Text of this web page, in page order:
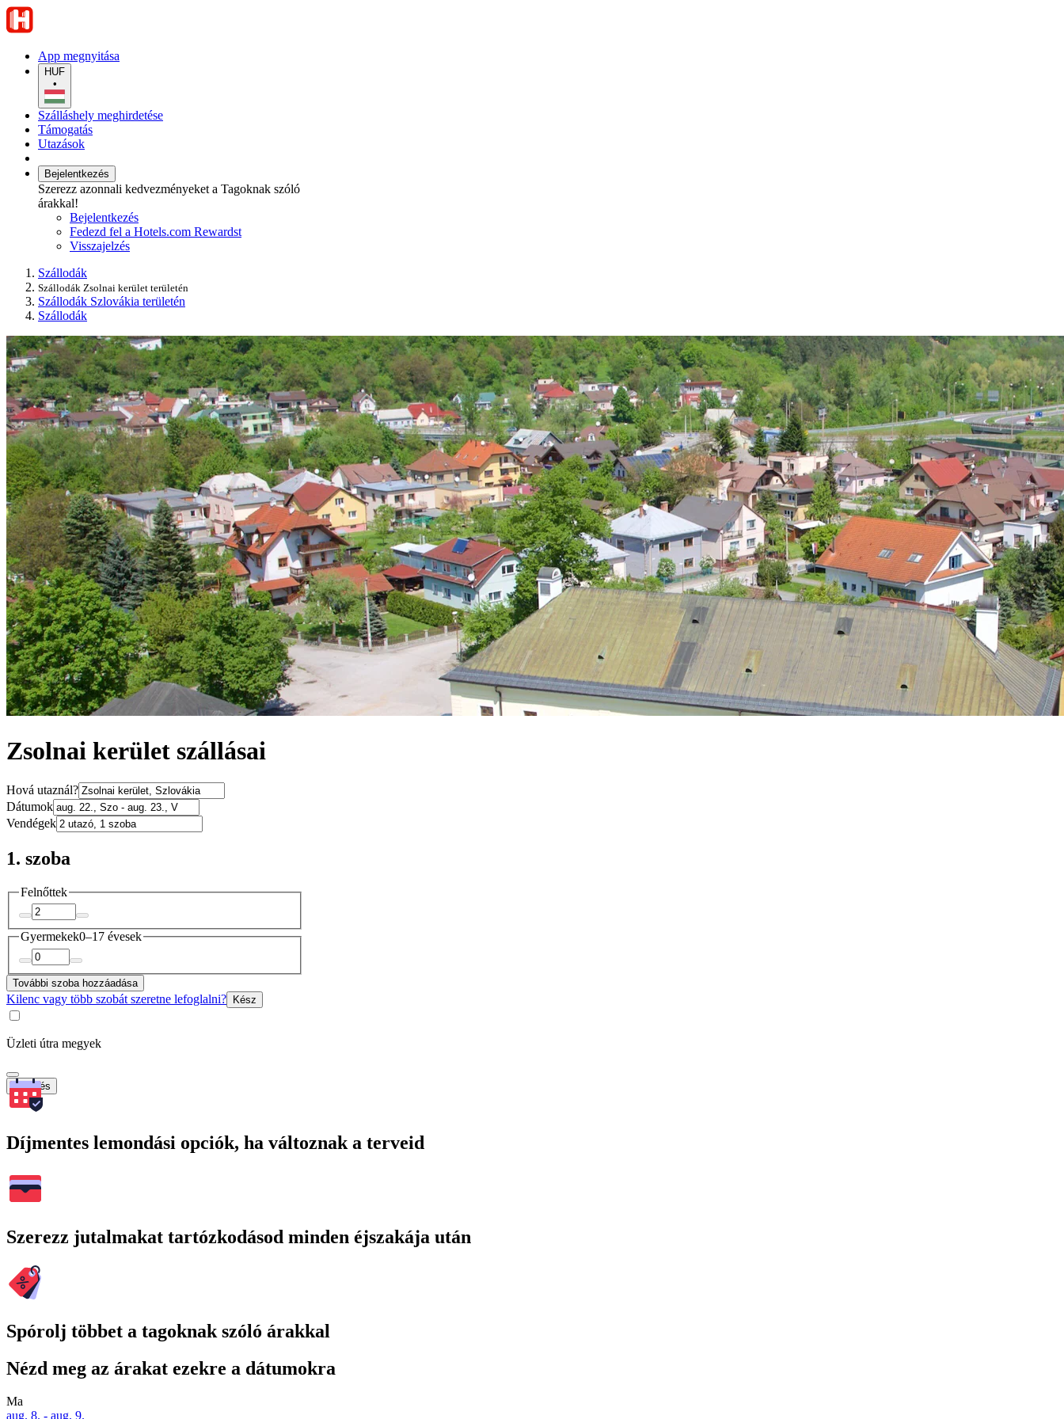
App megnyitása
HUF
•
Szálláshely meghirdetése
Támogatás
Utazások
Bejelentkezés
Szerezz azonnali kedvezményeket a Tagoknak szóló
árakkal!
Bejelentkezés
Fedezd fel a Hotels.com Rewardst
Visszajelzés
Szállodák
Szállodák Zsolnai kerület területén
Szállodák Szlovákia területén
Szállodák
Zsolnai kerület szállásai
Hová utaznál?
Dátumok
Vendégek
1. szoba
Felnőttek
Gyermekek0–17 évesek
További szoba hozzáadása
Kilenc vagy több szobát szeretne lefoglalni? Kész
Üzleti útra megyek
Keresés
Díjmentes lemondási opciók, ha változnak a terveid
Szerezz jutalmakat tartózkodásod minden éjszakája után
Spórolj többet a tagoknak szóló árakkal
Nézd meg az árakat ezekre a dátumokra
Ma
aug. 8. - aug. 9.